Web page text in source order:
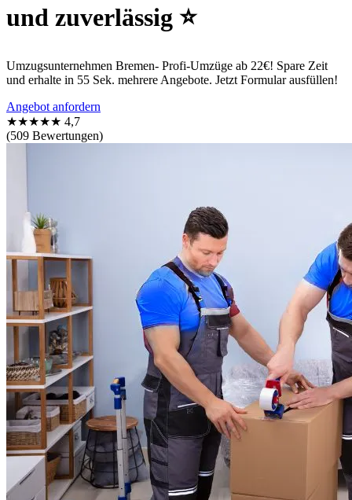
und zuverlässig ⭐
Umzugsunternehmen Bremen- Profi-Umzüge ab 22€! Spare Zeit
und erhalte in 55 Sek. mehrere Angebote. Jetzt Formular ausfüllen!
Angebot anfordern
★★★★★ 4,7
(509 Bewertungen)